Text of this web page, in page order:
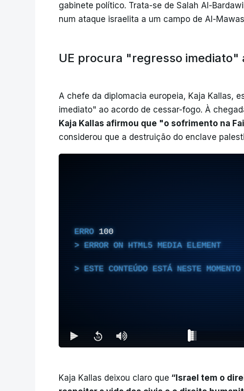
gabinete político. Trata-se de Salah Al-
num ataque israelita a um campo de Al-
UE procura "regresso imediato"
A chefe da diplomacia europeia, Kaja Kallas,
imediato" ao acordo de cessar-fogo. À
Kaja Kallas afirmou que "o sofrimento na
considerou que a destruição do enclave
ERRO 100
ERROR ON HTML5 MEDIA ELEMENT
ESTE CONTEÚDO ESTÁ NESTE
Kaja Kallas deixou claro que “Israel tem o